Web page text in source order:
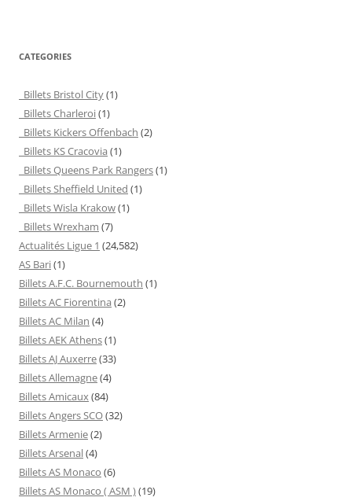
CATEGORIES
Billets Bristol City(1)
Billets Charleroi(1)
Billets Kickers Offenbach (2)
Billets KS Cracovia (1)
Billets Queens Park Rangers(1)
Billets Sheffield United (1)
Billets Wisla Krakow(1)
Billets Wrexham (7)
Actualités Ligue 1 (24,582)
AS Bari(1)
Billets A.F.C. Bournemouth (1)
Billets AC Fiorentina (2)
Billets AC Milan (4)
Billets AEK Athens(1)
Billets AJ Auxerre(33)
Billets Allemagne(4)
Billets Amicaux(84)
Billets Angers SCO(32)
Billets Armenie(2)
Billets Arsenal(4)
Billets AS Monaco (6)
Billets AS Monaco ( ASM )(19)